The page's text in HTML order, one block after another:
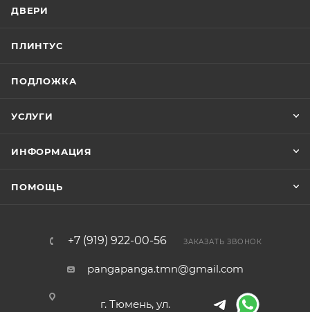
ДВЕРИ
ПЛИНТУС
ПОДЛОЖКА
УСЛУГИ
ИНФОРМАЦИЯ
ПОМОЩЬ
+7 (919) 922-00-56 ЗАКАЗАТЬ ЗВОНОК
pangapanga.tmn@gmail.com
г. Тюмень, ул.